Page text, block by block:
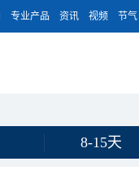
专业产品 资讯 视频 节气
8-15天